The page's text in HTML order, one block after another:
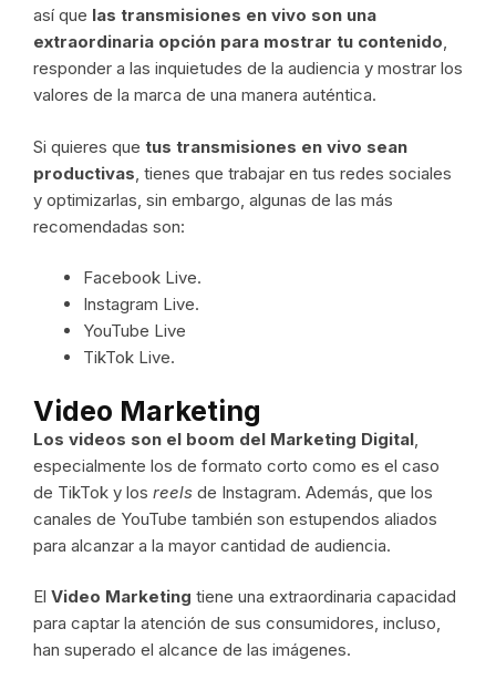
así que las transmisiones en vivo son una
extraordinaria opción para mostrar tu contenido,
responder a las inquietudes de la audiencia y mostrar los
valores de la marca de una manera auténtica.
Si quieres que tus transmisiones en vivo sean
productivas , tienes que trabajar en tus redes sociales
y optimizarlas, sin embargo, algunas de las más
recomendadas son:
Facebook Live.
Instagram Live.
YouTube Live
TikTok Live.
Video Marketing
Los videos son el boom del Marketing Digital
especialmente los de formato corto como es el caso
de TikTok y los reels de Instagram. Además, que los
canales de YouTube también son estupendos aliados
para alcanzar a la mayor cantidad de audiencia.
El Video Marketing tiene una extraordinaria capacidad
para captar la atención de sus consumidores, incluso,
han superado el alcance de las imágenes.